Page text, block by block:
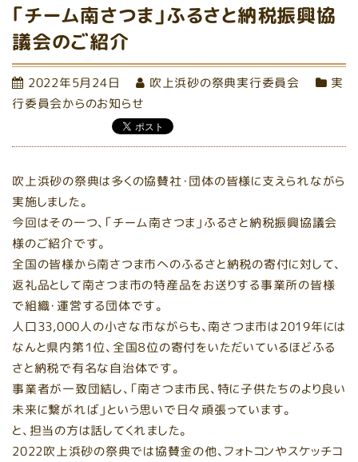
「チーム南さつま」ふるさと納税振興協
議会のご紹介
2022年5月24日 吹上浜砂の祭典実行委員会
実
行委員会からのお知らせ
吹上浜砂の祭典は多くの協賛社・団体の皆様に支えられながら
実施しました。
今回はその一つ、「チーム南さつま」ふるさと納税振興協議会
様のご紹介です。
全国の皆様から南さつま市へのふるさと納税の寄付に対して、
返礼品として南さつま市の特産品をお送りする事業所の皆様
で組織・運営する団体です。
人口33,000人の小さな市ながらも、南さつま市は2019年には
なんと県内第１位、全国８位の寄付をいただいているほどふる
さと納税で有名な自治体です。
事業者が一致団結し、「南さつま市民、特に子供たちのより良い
未来に繋がれば」という思いで日々頑張っています。
と、担当の方は話してくれました。
2022吹上浜砂の祭典では協賛金の他、フォトコンやスケッチコ